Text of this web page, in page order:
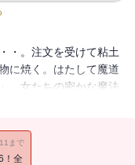
・。注文を受けて粘土
に焼く。はたして魔道
、女たちの密かな魔法
きプアダンの魔道師の
る四つの魔法を操る魔
で一躍脚光を浴び、日
まで
！全